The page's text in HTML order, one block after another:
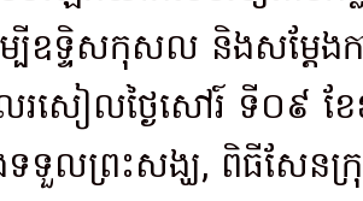
បីឧទ្ទិសកុសល និងសម្ដែង
សៀលថ្ងៃសៅរ៍ ទី០៩ ខែ
ទួលព្រះសង្ឃ, ពិធីសែនក្